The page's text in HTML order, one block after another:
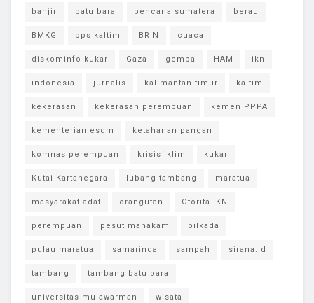
banjir batu bara bencana sumatera berau
BMKG bps kaltim BRIN cuaca
diskominfo kukar Gaza gempa HAM ikn
indonesia jurnalis kalimantan timur kaltim
kekerasan kekerasan perempuan kemen PPPA
kementerian esdm ketahanan pangan
komnas perempuan krisis iklim kukar
Kutai Kartanegara lubang tambang maratua
masyarakat adat orangutan Otorita IKN
perempuan pesut mahakam pilkada
pulau maratua samarinda sampah sirana.id
tambang tambang batu bara
universitas mulawarman wisata